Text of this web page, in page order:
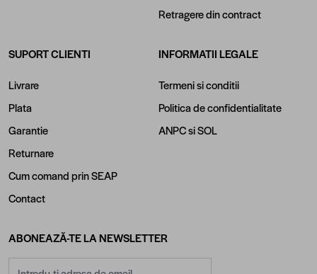
Retragere din contract
SUPORT CLIENTI
Livrare
Plata
Garantie
Returnare
Cum comand prin SEAP
Contact
INFORMATII LEGALE
Termeni si conditii
Politica de confidentialitate
ANPCsiSOL
ABONEAZĂ-TE LA NEWSLETTER